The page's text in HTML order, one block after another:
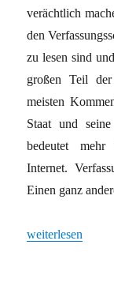
verächtlich
den
zu lesen sind
großen Teil
meisten
Staat und
bedeutet
Internet.
Einen ganz
„Wenn die
weiterlesen